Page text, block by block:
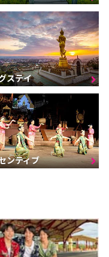
ステイ
ンティブ